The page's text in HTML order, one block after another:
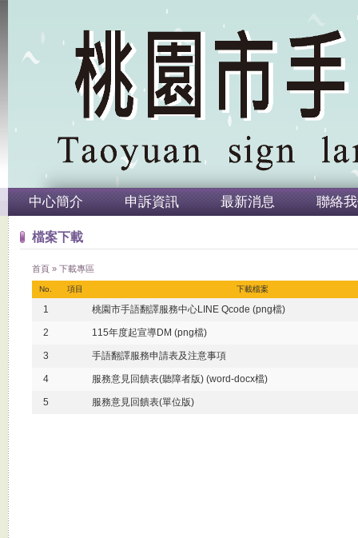
中心簡介 申訴資訊 最新消息 聯絡
檔案下載
首頁 » 下載專區
No. 項目 下載檔案
1 桃園市手語翻譯服務中心LINE Qcode (png檔)
2 115年度起宣導DM (png檔)
3 手語翻譯服務申請表及注意事項
4 服務意見回饋表(聽障者版) (word-docx檔)
5 服務意見回饋表(單位版)